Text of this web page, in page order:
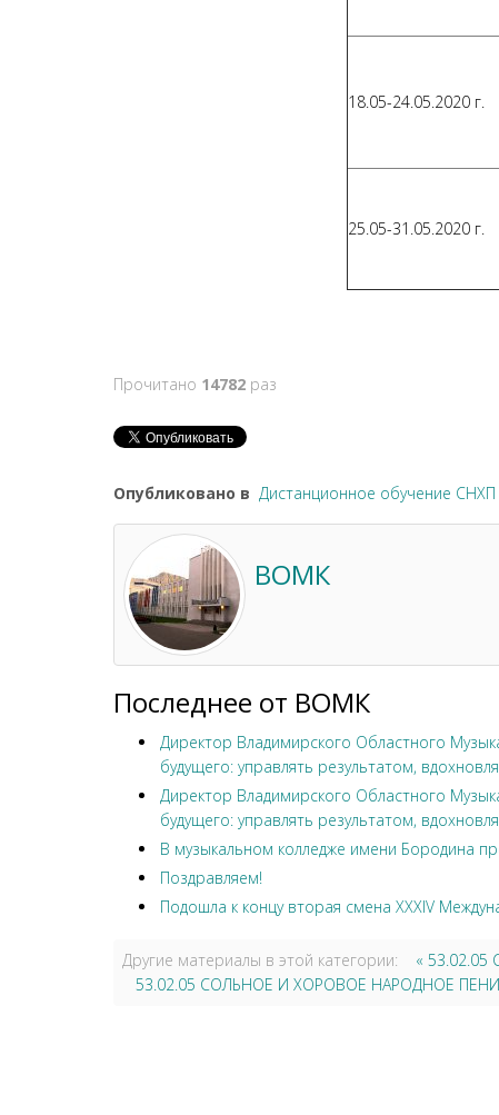
18.05-24.05.2020 г.
25.05-31.05.2020 г.
Прочитано 14782 раз
Опубликовано в Дистанционное обучение СНХП
ВОМК
Последнее от ВОМК
Директор Владимирского Областного
будущего: управлять результатом,
Директор Владимирского Областного
будущего: управлять результатом,
В музыкальном колледже имени Бородина
Поздравляем!
Подошла к концу вторая смена XXXIV
Другие материалы в этой категории:
«
53.02.05 СОЛЬНОЕ И ХОРОВОЕ НАРОДНОЕ